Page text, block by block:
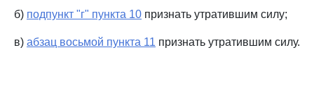
б) подпункт "г" пункта 10 признать утратившим силу;
в) абзац восьмой пункта 11 признать утратившим силу.